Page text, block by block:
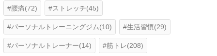
腰痛(72) ストレッチ(45)
パーソナルトレーニングジム(10) 生活習慣(29)
パーソナルトレーナー(14) 筋トレ(208)